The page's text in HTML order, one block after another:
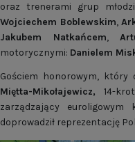
oraz trenerami grup
Wojciechem Boblewskim,
Jakubem Natkańcem,
motorycznymi: Danielem
Gościem honorowym, który
Miętta-Mikołajewicz,14-
zarządzający
doprowadził reprezentację